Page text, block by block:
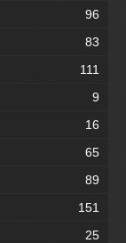
96
83
111
9
16
65
89
151
25